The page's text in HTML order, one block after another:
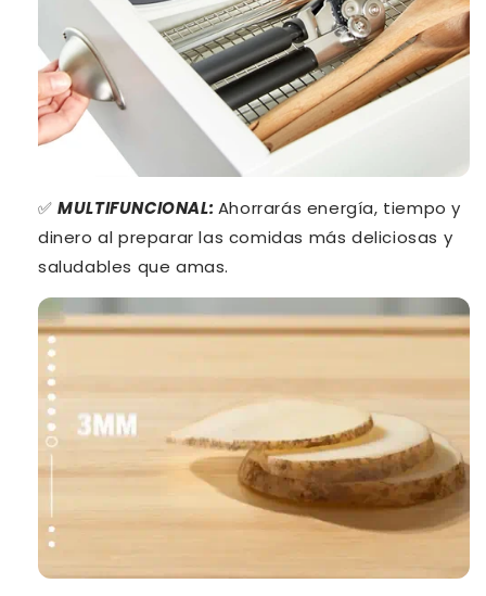
✅MULTIFUNCIONAL: Ahorrarás energía, tiempo y
dinero al preparar las comidas más deliciosas y
saludables que amas.